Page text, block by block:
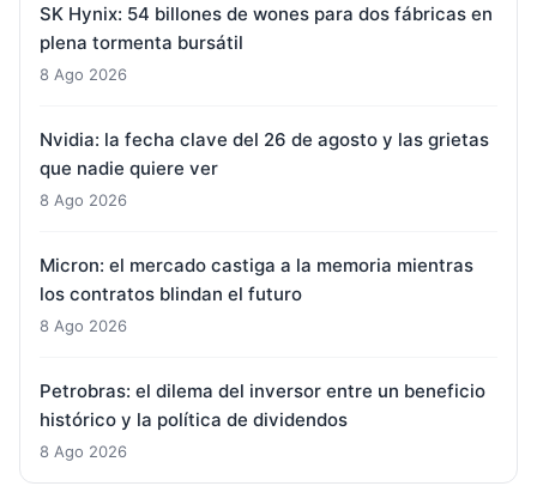
SK Hynix: 54 billones de wones para dos fábricas en
plena tormenta bursátil
8 Ago 2026
Nvidia: la fecha clave del 26 de agosto y las grietas
que nadie quiere ver
8 Ago 2026
Micron: el mercado castiga a la memoria mientras
los contratos blindan el futuro
8 Ago 2026
Petrobras: el dilema del inversor entre un beneficio
histórico y la política de dividendos
8 Ago 2026